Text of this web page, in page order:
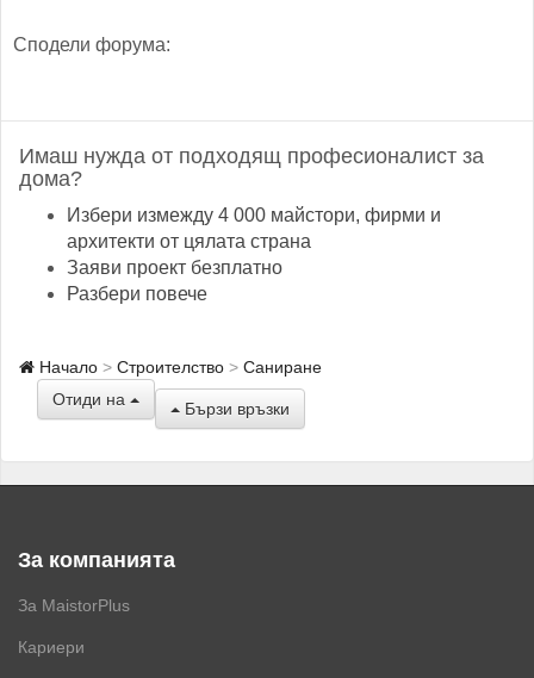
Сподели форума:
Имаш нужда от подходящ професионалист за
дома?
Избери измежду 4 000 майстори, фирми и
архитекти от цялата страна
Заяви проект безплатно
Разбери повече
Начало Строителство
Саниране
Отиди на
Бързи връзки
За компанията
За MaistorPlus
Кариери